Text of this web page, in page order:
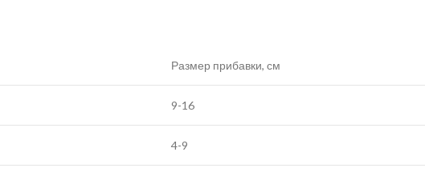
Размер прибавки, см
9-16
4-9